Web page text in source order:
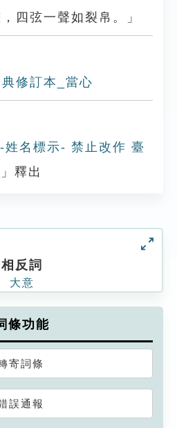
四弦一聲如裂帛。」
修訂本_當心
姓名標示- 禁止改作 臺
」釋出
相反詞
大意
條功能
寄詞條
誤通報